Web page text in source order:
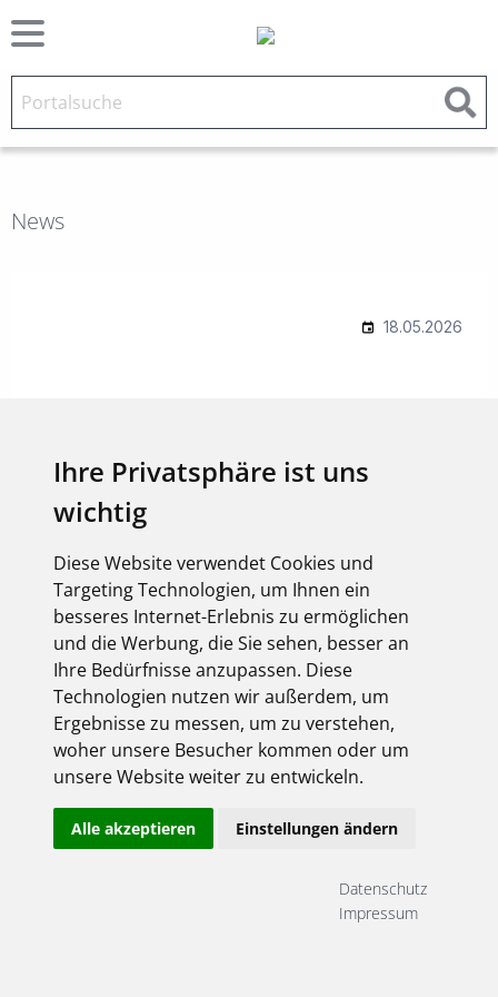
Ihre Privatsphäre ist uns
wichtig
Diese Website verwendet Cookies und
Targeting Technologien, um Ihnen ein
besseres Internet-Erlebnis zu ermöglichen
und die Werbung, die Sie sehen, besser an
Ihre Bedürfnisse anzupassen. Diese
Technologien nutzen wir außerdem, um
Ergebnisse zu messen, um zu verstehen,
woher unsere Besucher kommen oder um
unsere Website weiter zu entwickeln.
Alle akzeptieren Einstellungen ändern
Datenschutz
Impressum
News